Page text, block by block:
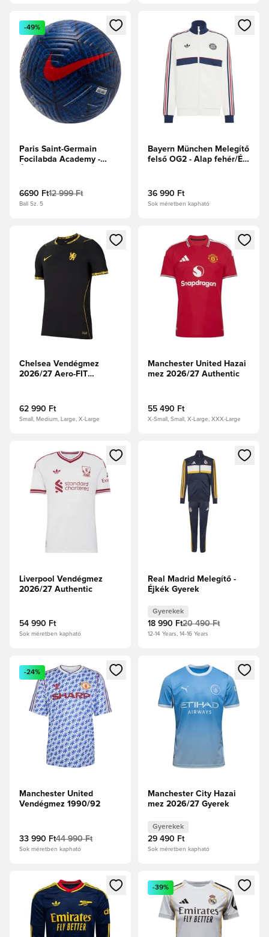
Megnyit egy modált a bejelentkezéshez vagy a tagként
-49%
Paris Saint-Germain
Focilabda Academy -
6690 Ft12 999 Ft
Ball Sz. 5
Megnyit egy modált a
Bayern München Melegítő
felső OG2 - Alap fehér/Éji
36 990 Ft
Sok méretben kapható
Megnyit egy modált a bejelentkezéshez vagy a tagként
Chelsea Vendégmez
2026/27 Aero-FIT
62 990 Ft
Small, Medium, Large, X-Large
Megnyit egy modált a
Manchester United Hazai
mez 2026/27 Authentic
55 490 Ft
X-Small, Small, X-Large, XXX-Large
Megnyit egy modált a bejelentkezéshez vagy a tagként
Liverpool Vendégmez
2026/27 Authentic
54 990 Ft
Sok méretben kapható
Megnyit egy modált a
Real Madrid Melegítő -
Éjkék Gyerek
Gyerekek
18 990 Ft20 490 Ft
12-14 Years, 14-16 Years
Megnyit egy modált a bejelentkezéshez vagy a tagként
-24%
Manchester United
Vendégmez 1990/92
33 990 Ft44 990 Ft
Sok méretben kapható
Megnyit egy modált a
Manchester City Hazai
mez 2026/27 Gyerek
Gyerekek
29 490 Ft
Sok méretben kapható
Megnyit egy modált a bejelentkezéshez vagy a tagként
Megnyit egy modált a
-39%